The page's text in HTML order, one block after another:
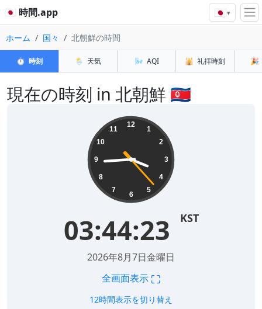
🇯🇵 時間.app 🇯🇵▾
ホーム 国々 北朝鮮の時間
⏱️ 時刻 🌦️ 天気 🌬️ AQI 🕌 礼拝時刻 🎉
現在の時刻 in 北朝鮮 🇰🇵
12
1
2
3
4
5
6
7
8
9
10
11
03:44:23 KST
2026年8月7日金曜日
全画面表示 ⛶
12時間表示を切り替え